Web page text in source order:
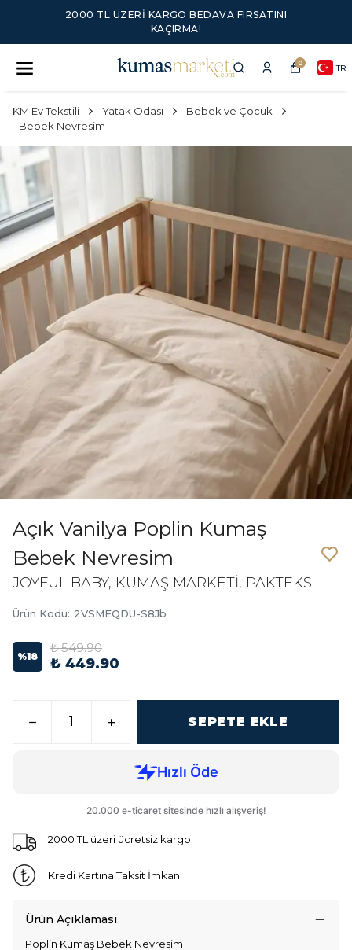
2000 TL ÜZERI KARGO BEDAVA FIRSATINI
KAÇIRMA!
0 TR
KM Ev Tekstili Yatak Odası
Bebek ve Çocuk
Bebek Nevresim
Açık Vanilya Poplin Kumaş
Bebek Nevresim
JOYFUL BABY, KUMAŞ MARKETİ, PAKTEKS
Ürün Kodu: 2VSMEQDU-S8Jb
%18
₺ 549.90
₺ 449.90
SEPETE EKLE
2000 TL üzeri ücretsiz kargo
Kredi Kartına Taksit İmkanı
Ürün Açıklaması
Poplin Kumaş Bebek Nevresim